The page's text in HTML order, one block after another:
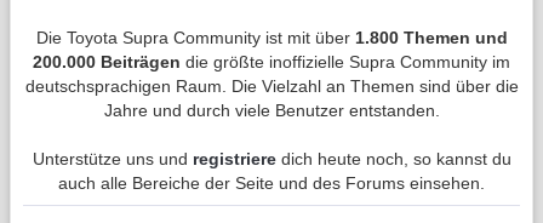
Die Toyota Supra Community ist mit über 1.800 Themen und
200.000 Beiträgen die größte inoffizielle Supra Community im
deutschsprachigen Raum. Die Vielzahl an Themen sind über die
Jahre und durch viele Benutzer entstanden.
Unterstütze uns und registrieredich heute noch, so kannst du
auch alle Bereiche der Seite und des Forums einsehen.